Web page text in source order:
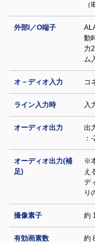
外部I／O端子
動
力
ム
オ－ディオ入力 コ
ライン入力時 入
オーディオ出力
出
：
オーディオ出力(補
足)
※
え
デ
り
撮像素子 約
有効画素数 約